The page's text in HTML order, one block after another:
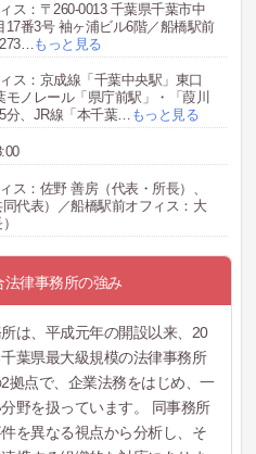
ス：〒260-0013 千葉県千葉市中
17番3号 袖ヶ浦ビル6階／船橋駅前
…もっと見る
ス：京成線「千葉中央駅」東口
モノレール「県庁前駅」・「葭川
分、JR線「本千葉… もっと見る
ス：佐野 善房（代表・所長）、
代表）／船橋駅前オフィス：大
律事務所の強み
は、平成元年の開設以来、20
葉県最大級規模の法律事務所
拠点で、企業法務をはじめ、一
野を扱っています。 同事務所
を異なる視点から分析し、そ